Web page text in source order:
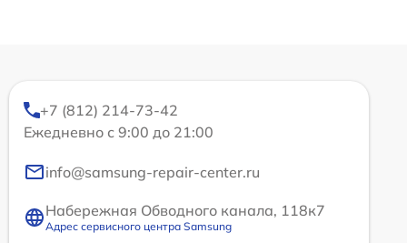
+7 (812) 214-73-42
Ежедневно с 9:00 до 21:00
info@samsung-repair-center.ru
Набережная Обводного канала, 118к7
Адрес сервисного центра Samsung